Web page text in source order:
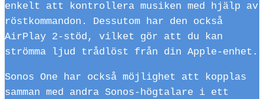
enkelt att kontrollera musiken med hjälp av
röstkommandon. Dessutom har den också
AirPlay 2-stöd, vilket gör att du kan
strömma ljud trådlöst från din Apple-enhet.
Sonos One har också möjlighet att kopplas
samman med andra Sonos-högtalare i ett